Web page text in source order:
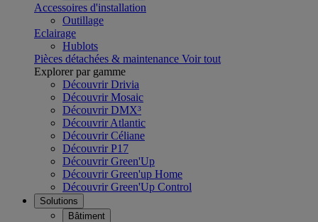
Accessoires d'installation
Outillage
Eclairage
Hublots
Pièces détachées & maintenance Voir tout
Explorer par gamme
Découvrir Drivia
Découvrir Mosaic
Découvrir DMX³
Découvrir Atlantic
Découvrir Céliane
Découvrir P17
Découvrir Green'Up
Découvrir Green'up Home
Découvrir Green'Up Control
Solutions
Bâtiment